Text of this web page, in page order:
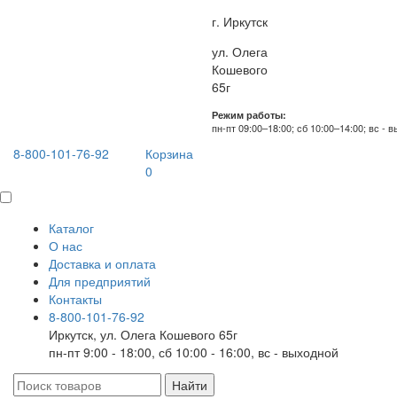
г. Иркутск
ул. Олега
Кошевого
65г
Режим работы:
пн-пт 09:00–18:00; сб 10:00–14:00; вс -
8-800-101-76-92
Корзина
0
Каталог
О нас
Доставка и оплата
Для предприятий
Контакты
8-800-101-76-92
Иркутск, ул. Олега Кошевого 65г
пн-пт 9:00 - 18:00, сб 10:00 - 16:00, вс - выходной